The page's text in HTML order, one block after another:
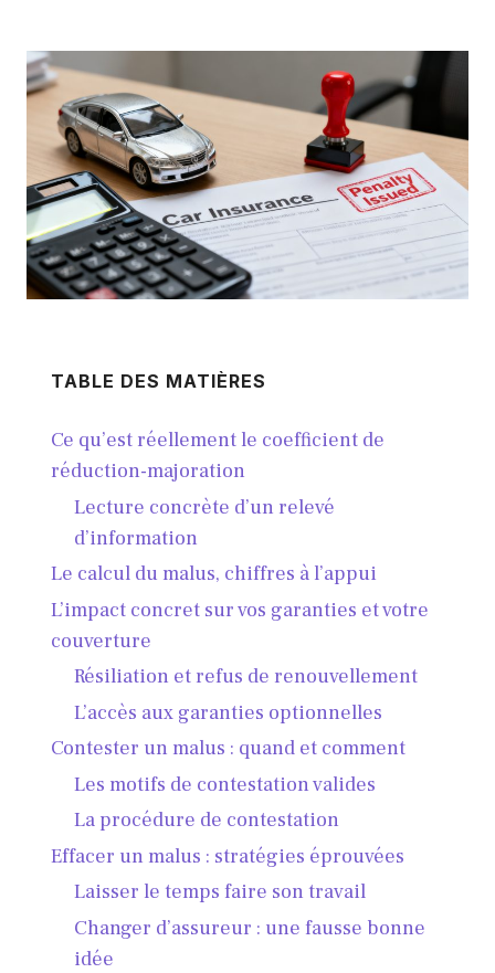
TABLE DES MATIÈRES
Ce qu’est réellement le coefficient de
réduction-majoration
Lecture concrète d’un relevé
d’information
Le calcul du malus, chiffres à l’appui
L’impact concret sur vos garanties et votre
couverture
Résiliation et refus de renouvellement
L’accès aux garanties optionnelles
Contester un malus : quand et comment
Les motifs de contestation valides
La procédure de contestation
Effacer un malus : stratégies éprouvées
Laisser le temps faire son travail
Changer d’assureur : une fausse bonne
idée